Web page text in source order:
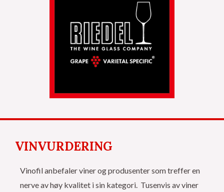
VINVURDERING
Vinofil anbefaler viner og produsenter som treffer en
nerve av høy kvalitet i sin kategori. Tusenvis av viner